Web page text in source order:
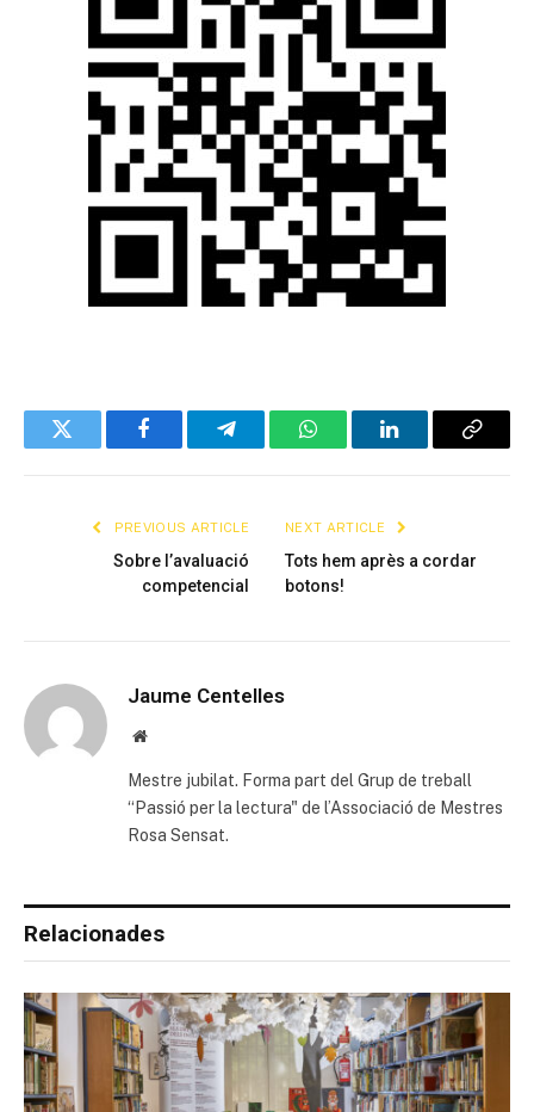
Twitter FacebookTelegramWhatsAppLinkedInCopy
PREVIOUS ARTICLE
Sobre l’avaluació
competencial
NEXT ARTICLE
Tots hem après a cordar
botons!
Jaume Centelles
Website
Mestre jubilat. Forma part del Grup de treball
“Passió per la lectura" de l’Associació de Mestres
Rosa Sensat.
Relacionades